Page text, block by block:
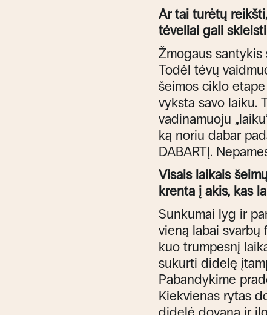
Ar tai turėtų
tėveliai gali
Žmogaus
Todėl tėvų
šeimos ciklo
vyksta savo laiku.
vadinamuoju
ką noriu dabar
DABARTĮ.
Visais laikais
krenta į akis, kas
Sunkumai lyg ir
vieną labai
kuo trumpesnį
sukurti didelę
Pabandykime
Kiekvienas rytas